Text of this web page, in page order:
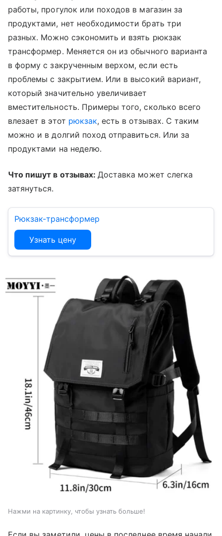
работы, прогулок или походов в магазин за
продуктами, нет необходимости брать три
разных. Можно сэкономить и взять рюкзак
трансформер. Меняется он из обычного варианта
в форму с закрученным верхом, если есть
проблемы с закрытием. Или в высокий вариант,
который значительно увеличивает
вместительность. Примеры того, сколько всего
влезает в этот рюкзак, есть в отзывах. С таким
можно и в долгий поход отправиться. Или за
продуктами на неделю.
Что пишут в отзывах:Доставка может слегка
затянуться.
Рюкзак-трансформер
Узнать цену
Нажми на картинку, чтобы узнать больше!